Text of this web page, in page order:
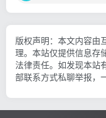
版权声明：本文内容由
理。本站仅提供信息存
法律责任。如发现本站
部联系方式私聊举报，